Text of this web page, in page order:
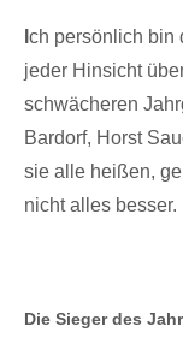
ch persönlich bin
jeder Hinsicht
schwächeren
Bardorf, Horst
sie alle heißen,
nicht alles besser.
Die Sieger des